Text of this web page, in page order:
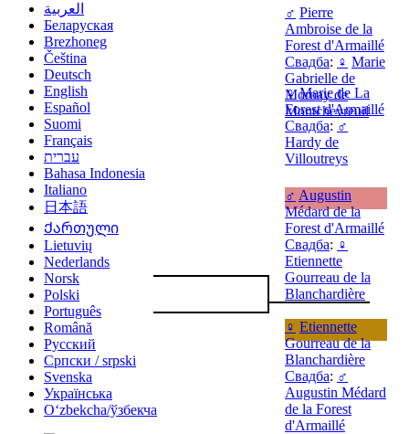
♂ Pierre
Ambroise de la
Forest d'Armaillé
Свадба: ♀ Marie
Gabrielle de
Mornay de
Montchevreuil
♀ Marie de La
Forest d'Armaillé
Свадба: ♂
Hardy de
Villoutreys
♂ Augustin
Médard de la
Forest d'Armaillé
Свадба: ♀
Etiennette
Gourreau de la
Blanchardière
♀ Etiennette
Gourreau de la
Blanchardière
Свадба: ♂
Augustin Médard
de la Forest
d'Armaillé
العربية
Беларуская
Brezhoneg
Čeština
Deutsch
English
Español
Suomi
Français
עברית
Bahasa Indonesia
Italiano
日本語
Ქართული
Lietuvių
Nederlands
Norsk
Polski
Português
Română
Русский
Српски / srpski
Svenska
Українська
Oʻzbekcha/ўзбекча